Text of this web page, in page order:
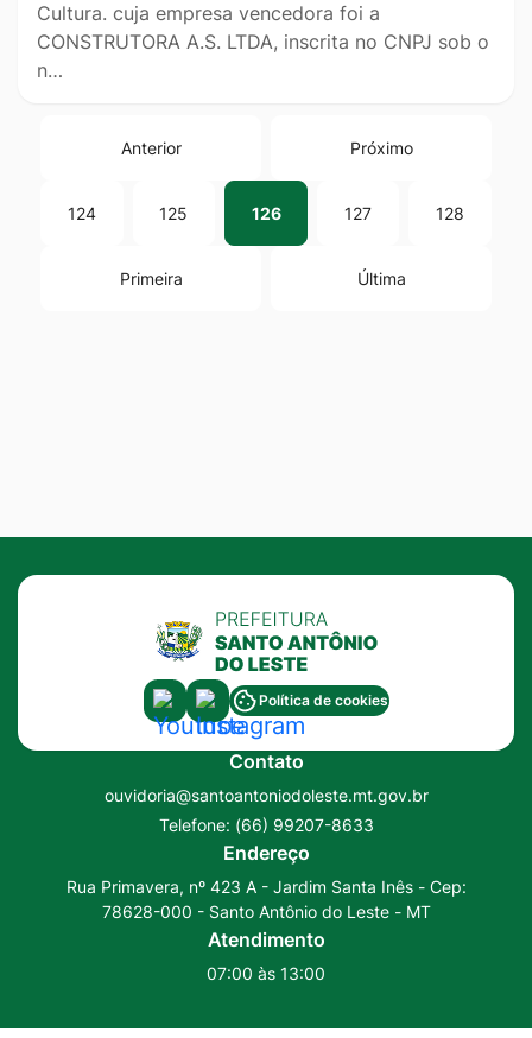
Cultura. cuja empresa vencedora foi a
CONSTRUTORA A.S. LTDA, inscrita no CNPJ sob o
n…
Primeira
Anterior
124 125 126 127 128
Próximo
Última
Acessar
a
Social
Youtube
Acessar
a
Rede
Social
Instagram
Política de cookies
Contato
ouvidoria@santoantoniodoleste.mt.gov.br
Telefone: (66) 99207-8633
Endereço
Rua Primavera, nº 423 A - Jardim Santa Inês - Cep:
78628-000 - Santo Antônio do Leste - MT
Atendimento
07:00 às 13:00